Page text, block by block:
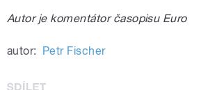
Autor je komentátor časopisu Euro
autor: Petr Fischer